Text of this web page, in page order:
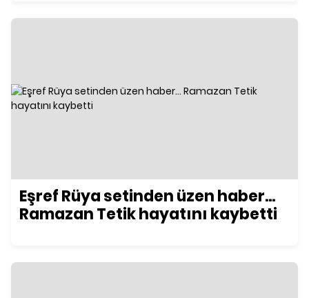
Eşref Rüya setinden üzen haber...
Ramazan Tetik hayatını kaybetti